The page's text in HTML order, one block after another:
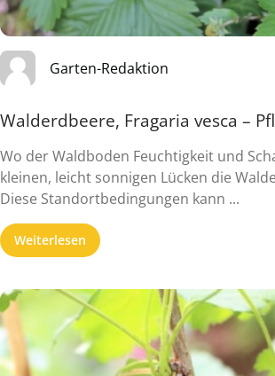
Garten-Redaktion
Walderdbeere, Fragaria vesca –
Wo der Waldboden Feuchtigkeit und
kleinen, leicht sonnigen Lücken die
Diese Standortbedingungen kann ...
Weiterlesen